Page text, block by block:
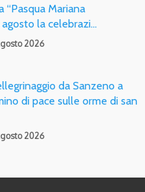
“Pasqua Mariana
agosto la celebrazi…
2026
da Sanzeno a
di pace sulle orme di san
2026